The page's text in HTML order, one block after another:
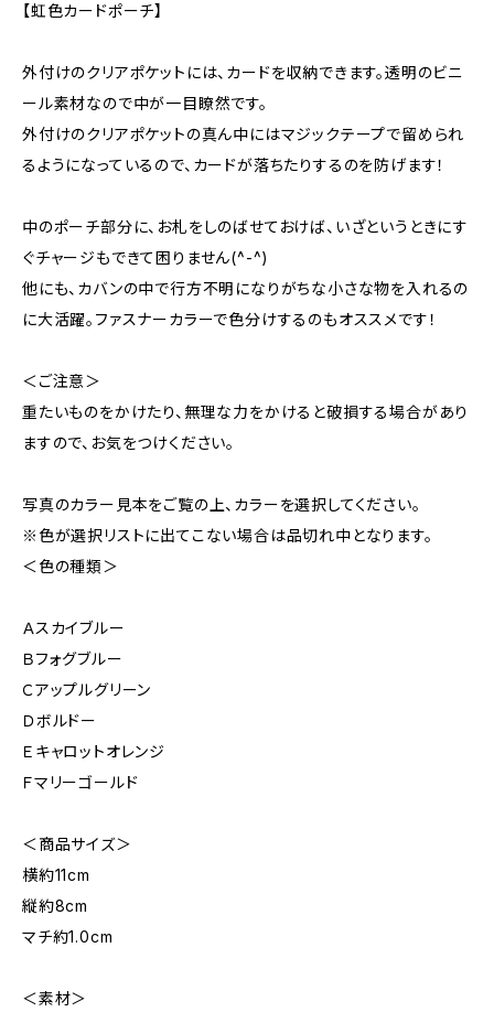
【虹色カードポーチ】
外付けのクリアポケットには、カードを収納できます。透明のビニ
ール素材なので中が一目瞭然です。
外付けのクリアポケットの真ん中にはマジックテープで留められ
るようになっているので、カードが落ちたりするのを防げます！
中のポーチ部分に、お札をしのばせておけば、いざというときにす
ぐチャージもできて困りません(^-^)
他にも、カバンの中で行方不明になりがちな小さな物を入れるの
に大活躍。ファスナーカラーで色分けするのもオススメです！
＜ご注意＞
重たいものをかけたり、無理な力をかけると破損する場合があり
ますので、お気をつけください。
写真のカラー見本をご覧の上、カラーを選択してください。
※色が選択リストに出てこない場合は品切れ中となります。
＜色の種類＞
Ａスカイブルー
Ｂフォグブルー
Ｃアップルグリーン
Ｄボルドー
Ｅキャロットオレンジ
Ｆマリーゴールド
＜商品サイズ＞
横約11cm
縦約8cm
マチ約1.0cm
＜素材＞